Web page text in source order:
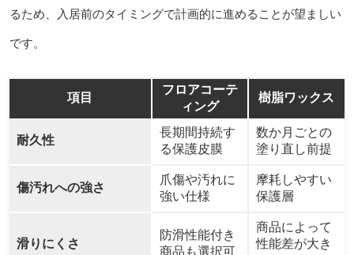
るため、入居前のタイミングで計画的に進めることが望ましい
です。
項目
フロアコーテ
ィング
樹脂ワックス
耐久性
長期間持続す
る保護皮膜
数か月ごとの
塗り直し前提
傷汚れへの強さ
爪傷や汚れに
強い仕様
摩耗しやすい
保護層
滑りにくさ
防滑性能付き
商品も選択可
商品によって
性能差が大き